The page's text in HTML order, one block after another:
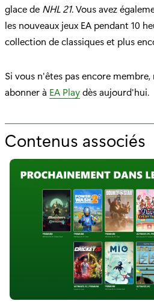
glace de NHL 21. Vous avez
les nouveaux jeux EA pendant 10
collection de classiques et plus
Si vous n'êtes pas encore
abonner à EA Playdès aujourd'hui.
Contenus associés
r
"
F
I
F